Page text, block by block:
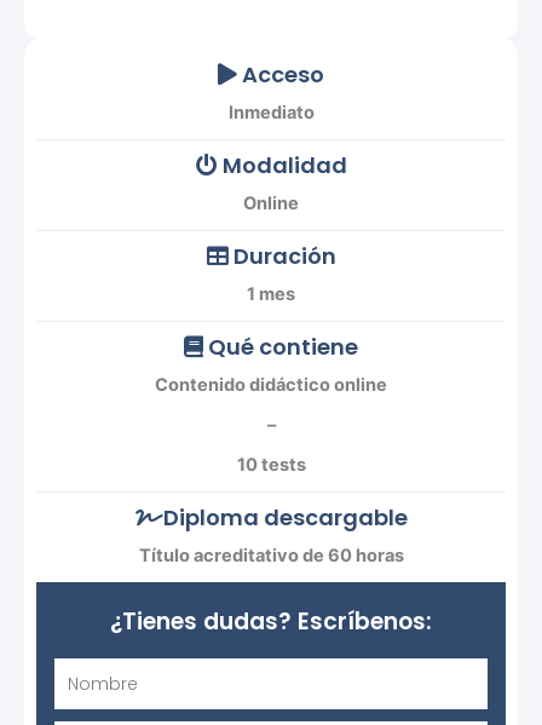
Acceso
Inmediato
Modalidad
Online
Duración
1 mes
Qué contiene
Contenido didáctico online
–
10 tests
Diploma descargable
Título acreditativo de 60 horas
¿Tienes dudas? Escríbenos: